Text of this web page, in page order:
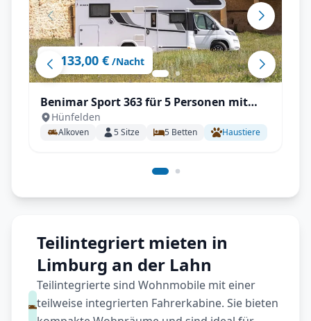
ab 133,00 € /Nacht
Benimar Sport 363 für 5 Personen mit
Hünfelden
Alkoven 5Sitze 5 Betten Haustiere
Teilintegriert mieten in
Limburg an der Lahn
Teilintegrierte sind Wohnmobile mit einer
teilweise integrierten Fahrerkabine. Sie bieten